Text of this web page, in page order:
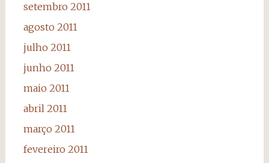
setembro 2011
agosto 2011
julho 2011
junho 2011
maio 2011
abril 2011
março 2011
fevereiro 2011